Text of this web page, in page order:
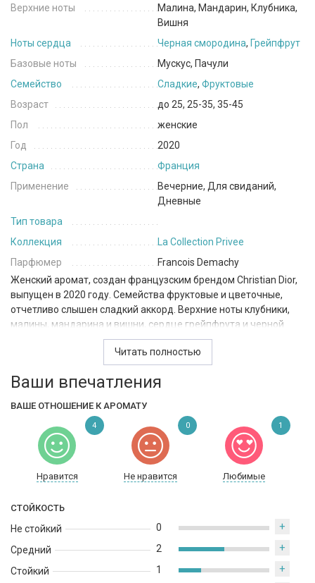
Верхние ноты
Малина, Мандарин, Клубника,
Вишня
Ноты сердца
Черная смородина, Грейпфрут
Базовые ноты
Мускус, Пачули
Семейство
Сладкие, Фруктовые
Возраст
до 25, 25-35, 35-45
Пол
женские
Год
2020
Страна
Франция
Применение
Вечерние, Для свиданий,
Дневные
Тип товара
Коллекция
La Collection Privee
Парфюмер
Francois Demachy
Женский аромат, создан французским брендом Christian Dior,
выпущен в 2020 году. Семейства фруктовые и цветочные,
отчетливо слышен сладкий аккорд. Верхние ноты клубники,
малины, мандарина и вишни, сердце грейпфрута и черной
смородины. Базовые ноты пачули и мускуса образуют
целостный образ букета и пирамиду этого аромата. Шлейф
яркий и насыщенный, вкусная и реалистичная черная
смородина вместе с соком грейпфрута создают сладкое и
Читать полностью
Ваши впечатления
ВАШЕ ОТНОШЕНИЕ К АРОМАТУ
Нравится Не нравится Любимые
4 0 1
СТОЙКОСТЬ
Не стойкий
Средний
Стойкий
0 +
2 +
1 +